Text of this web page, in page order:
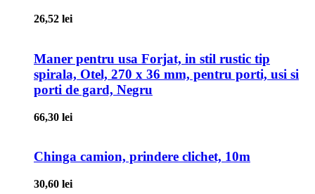
26,52 lei
Maner pentru usa Forjat, in stil rustic tip
spirala, Otel, 270 x 36 mm, pentru porti, usi si
porti de gard, Negru
66,30 lei
Chinga camion, prindere clichet, 10m
30,60 lei